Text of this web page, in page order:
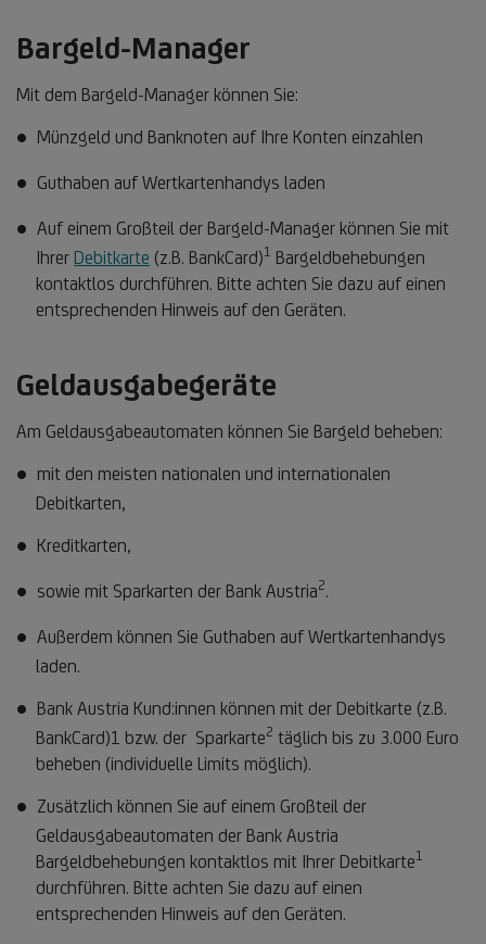
Bargeld-Manager
Mit dem Bargeld-Manager können Sie:
Münzgeld und Banknoten auf Ihre Konten einzahlen
Guthaben auf Wertkartenhandys laden
Auf einem Großteil der Bargeld-Manager können Sie mit
Ihrer Debitkarte (z.B. BankCard)1 Fußnote
1
Bargeldbehebungen
kontaktlos durchführen. Bitte achten Sie dazu auf einen
entsprechenden Hinweis auf den Geräten.
Geldausgabegeräte
Am Geldausgabeautomaten können Sie Bargeld beheben:
mit den meisten nationalen und internationalen
Debitkarten,
Kreditkarten,
sowie mit Sparkarten der Bank Austria2.
Außerdem können Sie Guthaben auf Wertkartenhandys
laden.
Bank Austria Kund:innen können mit der Debitkarte (z.B.
BankCard)1 bzw. der Sparkarte2 Fußnote
2
täglich bis zu 3.000 Euro
beheben (individuelle Limits möglich).
Zusätzlich können Sie auf einem Großteil der
Geldausgabeautomaten der Bank Austria
Bargeldbehebungen kontaktlos mit Ihrer Debitkarte1
durchführen. Bitte achten Sie dazu auf einen
entsprechenden Hinweis auf den Geräten.